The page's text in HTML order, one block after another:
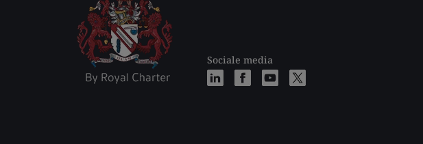
Sociale media